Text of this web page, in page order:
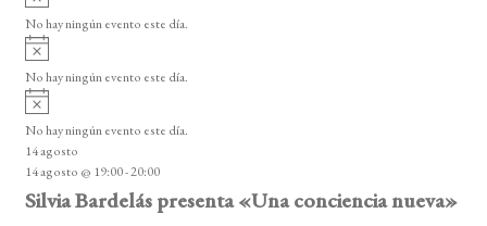
o
v
i
o
No hay ningún evento este día.
A
v
i
o
No hay ningún evento este día.
A
v
i
s
o
No hay ningún evento este día.
14 agosto
14 agosto @ 19:00-20:00
Silvia Bardelás presenta «Una conciencia nueva»